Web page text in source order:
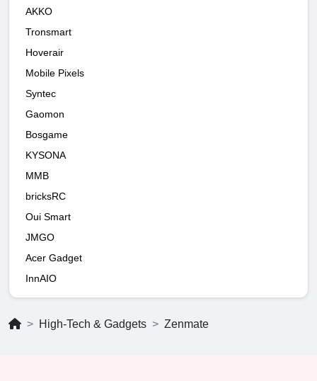
AKKO
Tronsmart
Hoverair
Mobile Pixels
Syntec
Gaomon
Bosgame
KYSONA
MMB
bricksRC
Oui Smart
JMGO
Acer Gadget
InnAIO
High-Tech & Gadgets Zenmate